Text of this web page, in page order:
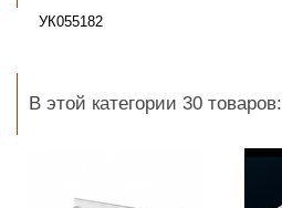
УК055182
В этой категории 30 товаров: